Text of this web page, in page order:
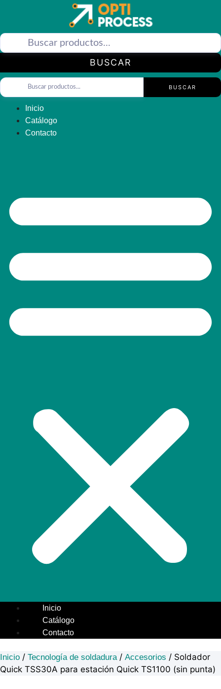
BUSCAR
BUSCAR
Inicio
Catálogo
Contacto
Inicio
Catálogo
Contacto
Inicio / Tecnología de soldadura/ Accesorios / Soldador
Quick TSS30A para estación Quick TS1100 (sin punta)